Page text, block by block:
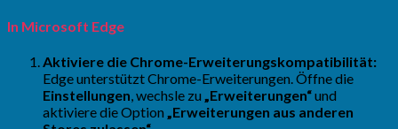
In Microsoft Edge
Aktiviere die Chrome-Erweiterungskompatibilität:
Edge unterstützt Chrome-Erweiterungen. Öffne die
Einstellungen, wechsle zu „Erweiterungen“und
aktiviere die Option „Erweiterungen aus anderen